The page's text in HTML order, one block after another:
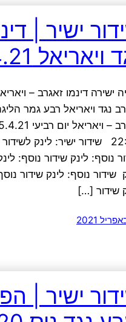
ישיר |
ויאריאל 15.4.21
ישירה דינמו זאגרב –
נגד ויאריאל רבע גמר
22:00 שידור ישיר: לינק
נוסף: לינק שידור נוסף:
שידור נוסף: לינק שידור
שידור […]
ישיר |